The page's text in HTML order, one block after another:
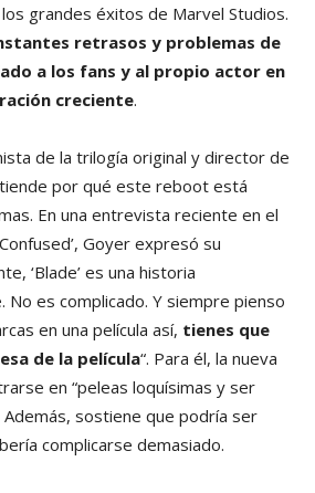
grandes éxitos de Marvel Studios.
retrasos y problemas de
a los fans y al propio actor en
creciente.
de la trilogía original y director de
por qué este reboot está
En una entrevista reciente en el
Goyer expresó su
‘Blade’ es una historia
No es complicado. Y siempre pienso
en una película así, tienes que
de la película“. Para él, la nueva
en “peleas loquísimas y ser
sostiene que podría ser
complicarse demasiado.